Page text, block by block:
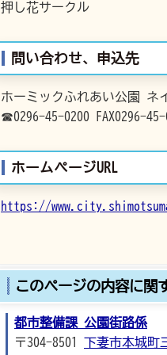
押し花サークル
問い合わせ、申込先
ホーミックふれあい公園 ネ
☎0296-45-0200 FAX0296-45-
ホームページURL
https://
このページの内容に関
都市整備課 公園街路係
〒304-8501 下妻市本城町